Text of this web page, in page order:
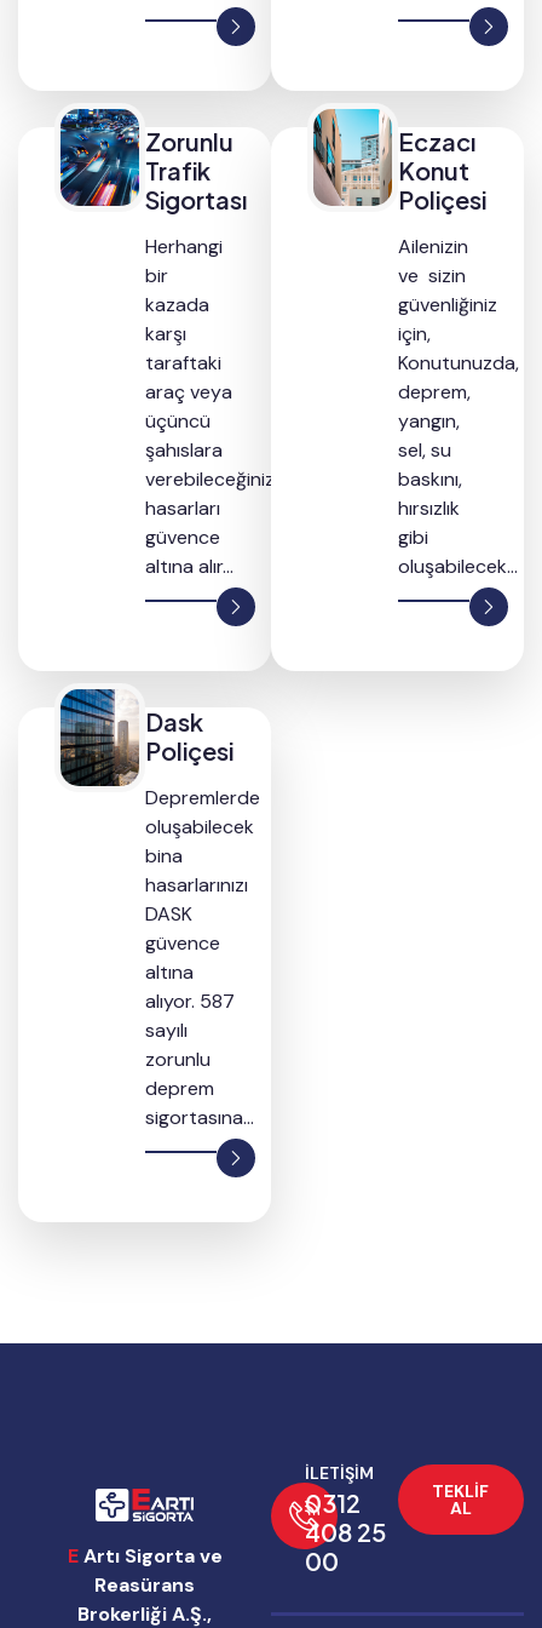
Zorunlu
Trafik
Sigortası
Herhangi
bir
kazada
karşı
taraftaki
araç veya
üçüncü
şahıslara
verebileceğiniz
hasarları
güvence
altına alır...
Eczacı
Konut
Poliçesi
Ailenizin
ve sizin
güvenliğiniz
için,
Konutunuzda,
deprem,
yangın,
sel, su
baskını,
hırsızlık
gibi
oluşabilecek...
Dask
Poliçesi
Depremlerde
oluşabilecek
bina
hasarlarınızı
DASK
güvence
altına
alıyor. 587
sayılı
zorunlu
deprem
sigortasına...
EArtı Sigorta ve
Reasürans
Brokerliği A.Ş.,
İLETİŞİM
0312
408 25
00
TEKLIF
AL